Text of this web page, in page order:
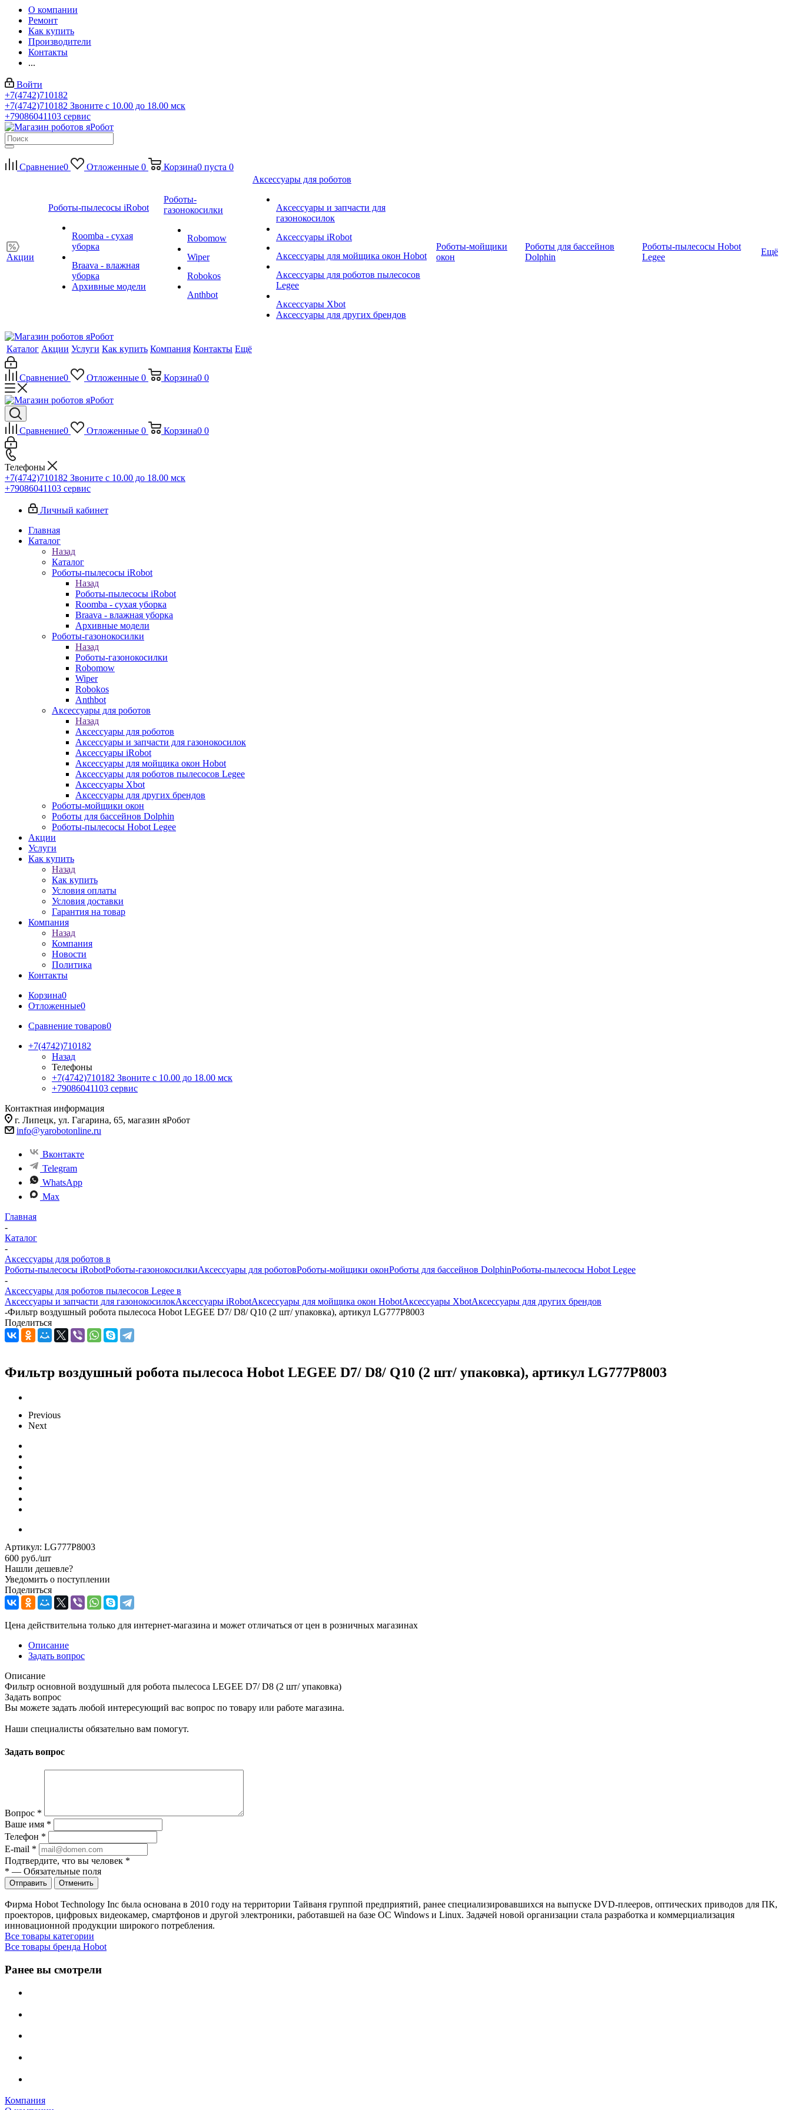
О компании
Ремонт
Как купить
Производители
Контакты
...
Войти
+7(4742)710182
+7(4742)710182 Звоните с 10.00 до 18.00 мск
+79086041103 сервис
Сравнение0 Отложенные 0 Корзина0 пуста 0
Акции
Роботы-пылесосы iRobot
Roomba - сухая
уборка
Braava - влажная
уборка
Архивные модели
Роботы-
газонокосилки
Robomow
Wiper
Robokos
Anthbot
Аксессуары для роботов
Аксессуары и запчасти для
газонокосилок
Аксессуары iRobot
Аксессуары для мойщика окон Hobot
Аксессуары для роботов пылесосов
Legee
Аксессуары Xbot
Аксессуары для других брендов
Роботы-мойщики
окон
Роботы для бассейнов
Dolphin
Роботы-пылесосы Hobot
Legee
Ещё
Каталог Акции Услуги Как купить Компания Контакты Ещё
Сравнение0 Отложенные 0 Корзина0 0
Сравнение0 Отложенные 0 Корзина0 0
Телефоны
+7(4742)710182 Звоните с 10.00 до 18.00 мск
+79086041103 сервис
Личный кабинет
Главная
Каталог
Назад
Каталог
Роботы-пылесосы iRobot
Назад
Роботы-пылесосы iRobot
Roomba - сухая уборка
Braava - влажная уборка
Архивные модели
Роботы-газонокосилки
Назад
Роботы-газонокосилки
Robomow
Wiper
Robokos
Anthbot
Аксессуары для роботов
Назад
Аксессуары для роботов
Аксессуары и запчасти для газонокосилок
Аксессуары iRobot
Аксессуары для мойщика окон Hobot
Аксессуары для роботов пылесосов Legee
Аксессуары Xbot
Аксессуары для других брендов
Роботы-мойщики окон
Роботы для бассейнов Dolphin
Роботы-пылесосы Hobot Legee
Акции
Услуги
Как купить
Назад
Как купить
Условия оплаты
Условия доставки
Гарантия на товар
Компания
Назад
Компания
Новости
Политика
Контакты
Корзина0
Отложенные0
Сравнение товаров0
+7(4742)710182
Назад
Телефоны
+7(4742)710182 Звоните с 10.00 до 18.00 мск
+79086041103 сервис
Контактная информация
г. Липецк, ул. Гагарина, 65, магазин яРобот
info@yarobotonline.ru
Вконтакте
Telegram
WhatsApp
Max
Главная
-
Каталог
-
Аксессуары для роботов в
Роботы-пылесосы iRobotРоботы-газонокосилкиАксессуары для роботовРоботы-мойщики оконРоботы для бассейнов DolphinРоботы-пылесосы Hobot Legee
-
Аксессуары для роботов пылесосов Legee в
Аксессуары и запчасти для газонокосилокАксессуары iRobotАксессуары для мойщика окон HobotАксессуары XbotАксессуары для других брендов
-Фильтр воздушный робота пылесоса Hobot LEGEE D7/ D8/ Q10 (2 шт/ упаковка), артикул LG777P8003
Поделиться
Фильтр воздушный робота пылесоса Hobot LEGEE D7/ D8/ Q10 (2 шт/ упаковка), артикул LG777P8003
Previous
Next
Артикул: LG777P8003
600 руб./шт
Нашли дешевле?
Уведомить о поступлении
Поделиться
Цена действительна только для интернет-магазина и может отличаться от цен в розничных магазинах
Описание
Задать вопрос
Описание
Фильтр основной воздушный для робота пылесоса LEGEE D7/ D8 (2 шт/ упаковка)
Задать вопрос
Вы можете задать любой интересующий вас вопрос по товару или работе магазина.
Наши специалисты обязательно вам помогут.
Задать вопрос
Вопрос *
Ваше имя *
Телефон *
E-mail *
Подтвердите, что вы человек *
* — Обязательные поля
Отправить Отменить
Фирма Hobot Technology Inc была основана в 2010 году на территории Тайваня группой предприятий, ранее специализировавшихся на выпуске DVD-плееров, оптических приводов для ПК,
проекторов, цифровых видеокамер, смартфонов и другой электроники, работавшей на базе ОС Windows и Linux. Задачей новой организации стала разработка и коммерциализация
инновационной продукции широкого потребления.
Все товары категории
Все товары бренда Hobot
Ранее вы смотрели
Компания